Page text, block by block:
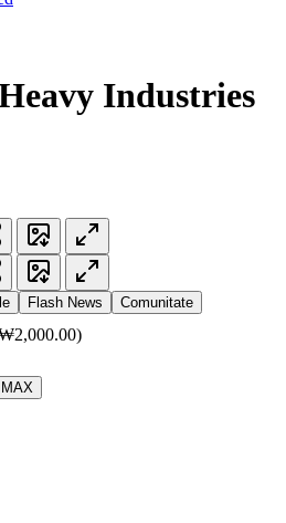
Industries
Flash News Comunitate
MAX